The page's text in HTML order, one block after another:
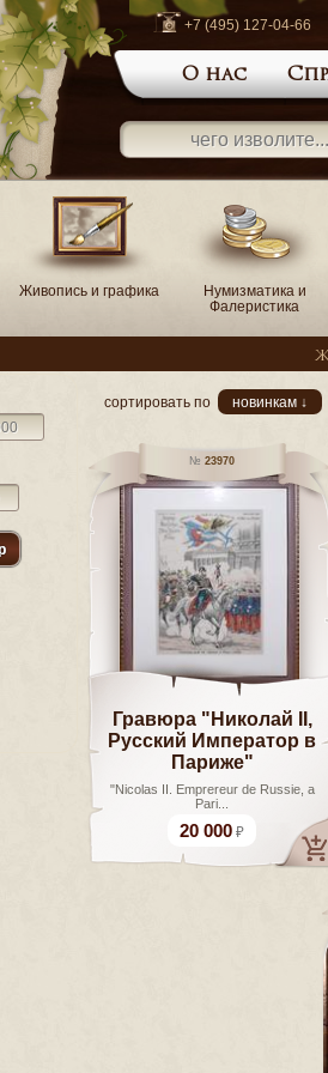
+7 (495) 127-04-66
О нас
Живопись и графика
Нумизматика и
Фалеристика
сортировать по новинкам ↓
23970
Гравюра "Николай II,
Русский Император в
Париже"
"Nicolas II. Emprereur de Russie, a
Pari...
20 000